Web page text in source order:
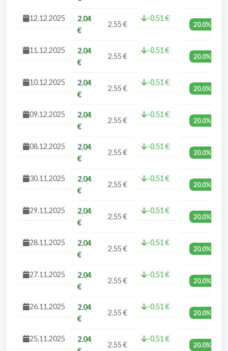
12.12.2025
2.04
€
2.55 €
-0.51 €
20.0%
11.12.2025
2.04
€
2.55 €
-0.51 €
20.0%
10.12.2025
2.04
€
2.55 €
-0.51 €
20.0%
09.12.2025
2.04
€
2.55 €
-0.51 €
20.0%
08.12.2025
2.04
€
2.55 €
-0.51 €
20.0%
30.11.2025
2.04
€
2.55 €
-0.51 €
20.0%
29.11.2025
2.04
€
2.55 €
-0.51 €
20.0%
28.11.2025
2.04
€
2.55 €
-0.51 €
20.0%
27.11.2025
2.04
€
2.55 €
-0.51 €
20.0%
26.11.2025
2.04
€
2.55 €
-0.51 €
20.0%
25.11.2025
2.04
2.55 €
-0.51 €
20.0%